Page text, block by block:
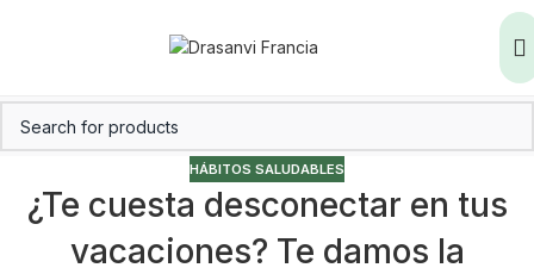
HÁBITOS SALUDABLES
¿Te cuesta desconectar en tus
vacaciones? Te damos la